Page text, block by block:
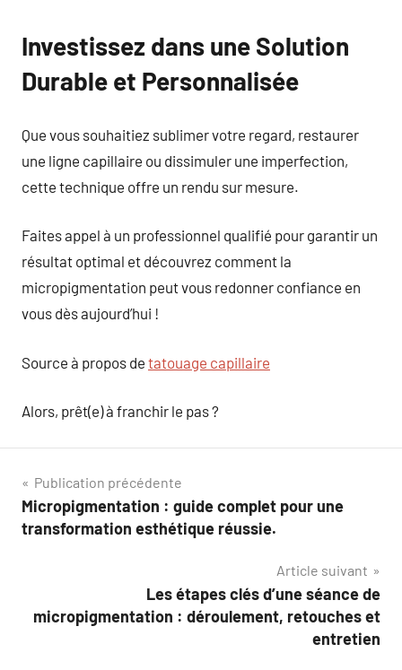
Investissez dans une Solution
Durable et Personnalisée
Que vous souhaitiez sublimer votre regard, restaurer
une ligne capillaire ou dissimuler une imperfection,
cette technique offre un rendu sur mesure.
Faites appel à un professionnel qualifié pour garantir un
résultat optimal et découvrez comment la
micropigmentation peut vous redonner confiance en
vous dès aujourd’hui !
Source à propos de tatouage capillaire
Alors, prêt(e) à franchir le pas ?
Navigation
de
Publication précédente
Micropigmentation : guide complet pour une
transformation esthétique réussie.
Article suivant
Les étapes clés d’une séance de
micropigmentation : déroulement, retouches et
entretien